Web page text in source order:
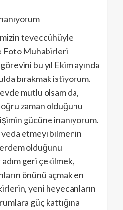
teveccühüyle
Foto Muhabirleri
bu yıl Ekim ayında
bırakmak istiyorum.
mutlu olsam da,
zaman olduğunu
gücüne inanıyorum.
veda etmeyi bilmenin
olduğunu
geri çekilmek,
önünü açmak en
yeni heyecanların
güç kattığına